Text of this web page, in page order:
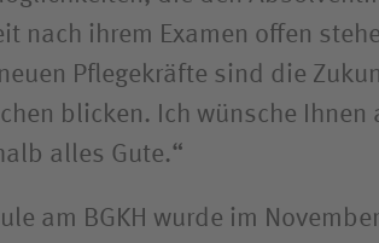
nach ihrem Examen offen
Pflegekräfte sind die
blicken. Ich wünsche Ihnen
alles Gute.“
am BGKH wurde im